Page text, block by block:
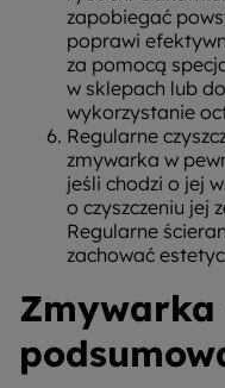
zapobiegać
poprawi
za pomocą
w sklepach lub
wykorzystanie
Regularne
zmywarka w
jeśli chodzi o jej
o czyszczeniu jej
Regularne
zachować
Zmywarka